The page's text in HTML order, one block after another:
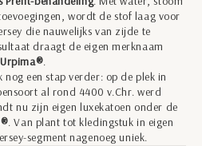
wordt de stof laag voor
die nauwelijks van zijde te
draagt de eigen merknaam
Urpima®.
een stap verder: op de plek in
al rond 4400 v.Chr. werd
nu zijn eigen luxekatoen onder de
. Van plant tot kledingstuk in eigen
segment nagenoeg uniek.